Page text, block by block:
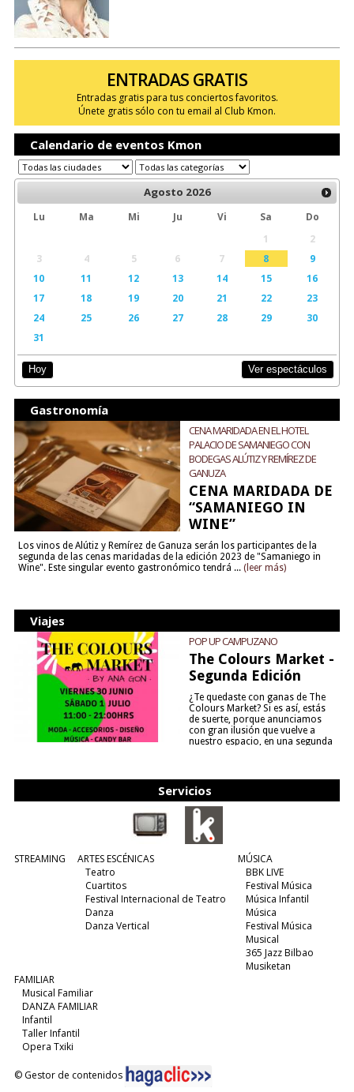
ENTRADAS GRATIS
Entradas gratis para tus conciertos favoritos.
Únete gratis sólo con tu email al Club Kmon.
Calendario de eventos Kmon
Agosto 2026
Lu Ma Mi Ju Vi Sa
Do
1
2
3
4 5 6 7 8
9
10
11 12 13 14 15
16
17
18 19 20 21 22
23
24
25 26 27 28 29
30
31
Hoy Ver espectáculos
Gastronomía
CENA MARIDADA EN EL HOTEL
PALACIO DE SAMANIEGO CON
BODEGAS ALÚTIZ Y REMÍREZ DE
GANUZA
CENA MARIDADA DE
“SAMANIEGO IN
WINE”
Los vinos de Alútiz y Remírez de Ganuza serán los participantes de la
segunda de las cenas maridadas de la edición 2023 de "Samaniego in
Wine". Este singular evento gastronómico tendrá ... (leer más)
Viajes
POP UP CAMPUZANO
The Colours Market -
Segunda Edición
¿Te quedaste con ganas de The
Colours Market? Si es así, estás
de suerte, porque anunciamos
con gran ilusión que vuelve a
nuestro espacio, en una segunda
Servicios
STREAMING
ARTES ESCÉNICAS
Teatro
Cuartitos
Festival Internacional de Teatro
Danza
Danza Vertical
MÚSICA
BBK LIVE
Festival Música
Música Infantil
Música
Festival Música
Musical
365 Jazz Bilbao
Musiketan
FAMILIAR
Musical Familiar
DANZA FAMILIAR
Infantil
Taller Infantil
Opera Txiki
© Gestor de contenidos